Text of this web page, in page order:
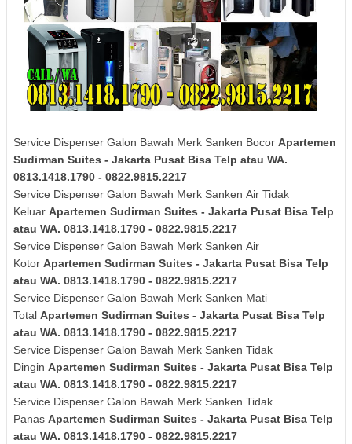
Service Dispenser Galon Bawah Merk Sanken Bocor Apartemen
Sudirman Suites - Jakarta Pusat Bisa Telp atau WA.
0813.1418.1790 - 0822.9815.2217
Service Dispenser Galon Bawah Merk Sanken Air Tidak
Keluar Apartemen Sudirman Suites - Jakarta Pusat Bisa Telp
atau WA. 0813.1418.1790 - 0822.9815.2217
Service Dispenser Galon Bawah Merk Sanken Air
Kotor Apartemen Sudirman Suites - Jakarta Pusat Bisa Telp
atau WA. 0813.1418.1790 - 0822.9815.2217
Service Dispenser Galon Bawah Merk Sanken Mati
Total Apartemen Sudirman Suites - Jakarta Pusat Bisa Telp
atau WA. 0813.1418.1790 - 0822.9815.2217
Service Dispenser Galon Bawah Merk Sanken Tidak
Dingin Apartemen Sudirman Suites - Jakarta Pusat Bisa Telp
atau WA. 0813.1418.1790 - 0822.9815.2217
Service Dispenser Galon Bawah Merk Sanken Tidak
Panas Apartemen Sudirman Suites - Jakarta Pusat Bisa Telp
atau WA. 0813.1418.1790 - 0822.9815.2217